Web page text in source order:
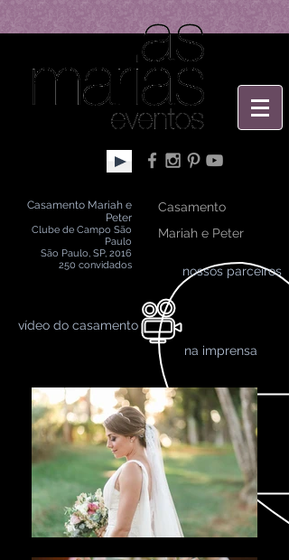
Casamento Mariah e
Peter
Clube de Campo São
Paulo
São Paulo, SP, 2016
250 convidados
Casamento
Mariah e Peter
nossos parceiros
​vídeo do casamento
na imprensa